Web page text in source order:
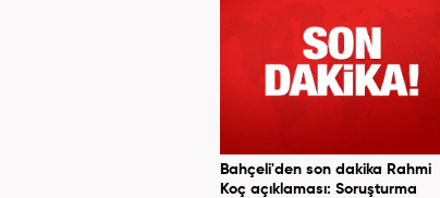
Bahçeli'den son dakika Rahmi
Koç açıklaması: Soruşturma